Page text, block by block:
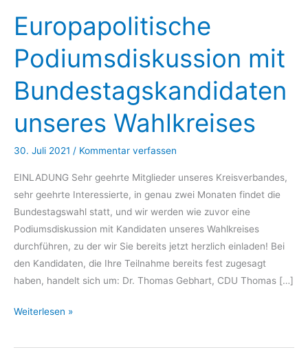
Europapolitische
Podiumsdiskussion mit
Bundestagskandidaten
unseres Wahlkreises
30. Juli 2021 / Kommentar verfassen
EINLADUNG Sehr geehrte Mitglieder unseres Kreisverbandes,
sehr geehrte Interessierte, in genau zwei Monaten findet die
Bundestagswahl statt, und wir werden wie zuvor eine
Podiumsdiskussion mit Kandidaten unseres Wahlkreises
durchführen, zu der wir Sie bereits jetzt herzlich einladen! Bei
den Kandidaten, die Ihre Teilnahme bereits fest zugesagt
haben, handelt sich um: Dr. Thomas Gebhart, CDU Thomas […]
Europapolitische
mit
Weiterlesen »